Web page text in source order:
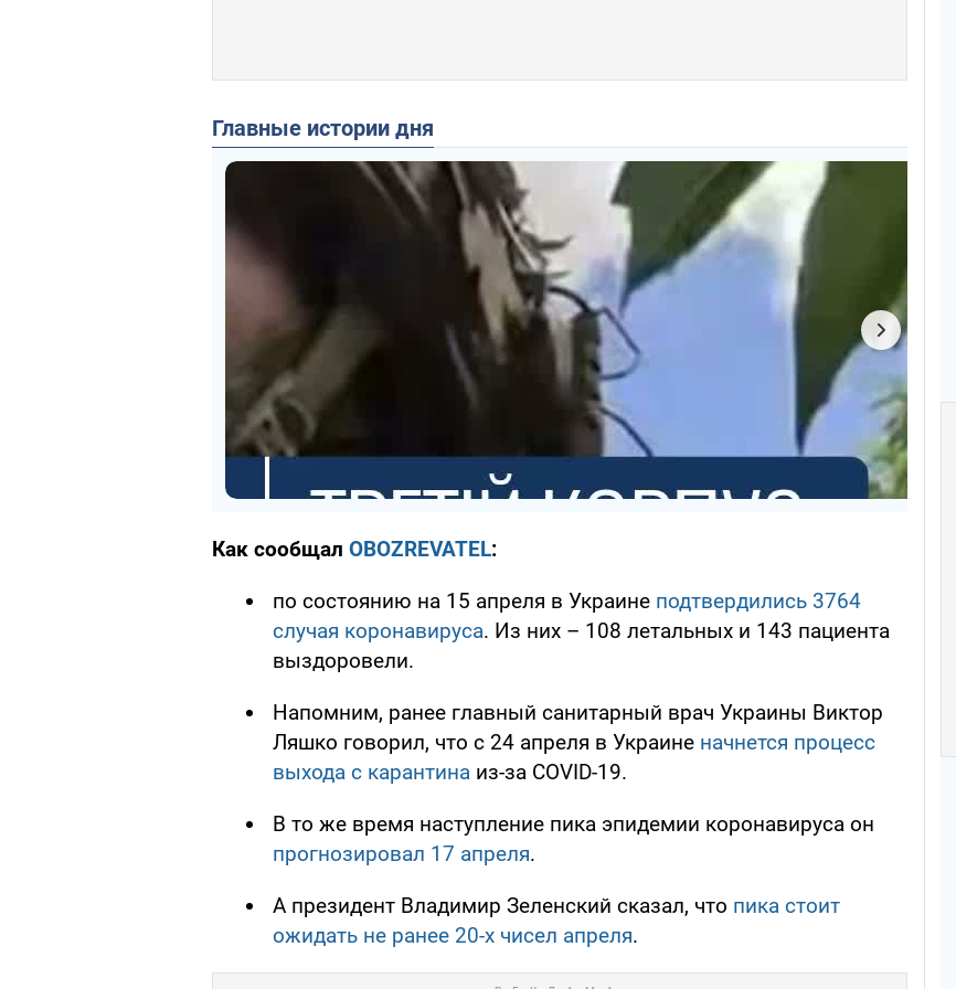
Главные истории дня
Как сообщал OBOZREVATEL:
по состоянию на 15 апреля в Украине подтвердились 3764
случая коронавируса. Из них – 108 летальных и 143 пациента
выздоровели.
Напомним, ранее главный санитарный врач Украины Виктор
Ляшко говорил, что с 24 апреля в Украине начнется процесс
выхода с карантина из-за COVID-19.
В то же время наступление пика эпидемии коронавируса он
прогнозировал 17 апреля.
А президент Владимир Зеленский сказал, что пика стоит
ожидать не ранее 20-х чисел апреля.